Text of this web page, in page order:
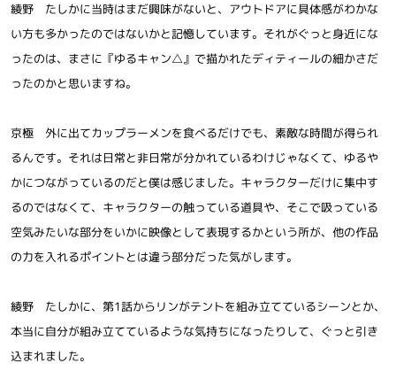
綾野 たしかに当時はまだ興味がないと、アウトドアに具体感がわかな
い方も多かったのではないかと記憶しています。それがぐっと身近にな
ったのは、まさに『ゆるキャン△』で描かれたディティールの細かさだ
ったのかと思いますね。
京極 外に出てカップラーメンを食べるだけでも、素敵な時間が得られ
るんです。それは日常と非日常が分かれているわけじゃなくて、ゆるや
かにつながっているのだと僕は感じました。キャラクターだけに集中す
るのではなくて、キャラクターの触っている道具や、そこで吸っている
空気みたいな部分をいかに映像として表現するかという所が、他の作品
の力を入れるポイントとは違う部分だった気がします。
綾野 たしかに、第1話からリンがテントを組み立てているシーンとか、
本当に自分が組み立てているような気持ちになったりして、ぐっと引き
込まれました。